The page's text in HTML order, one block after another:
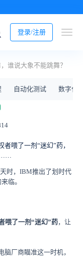
登录/注册
谁说大象不能跳舞？
自动化测试 数字化
喂了一剂“迷幻”药，
……
时，IBM推出了划时代
临。
喂了一剂“迷幻”药，让
厂商瞄准这一时机，